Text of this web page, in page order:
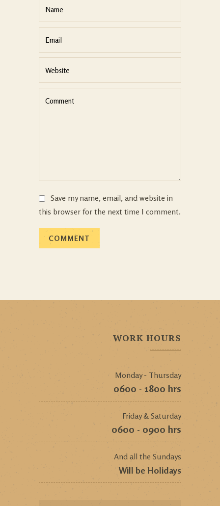
Save my name, email, and website in
this browser for the next time I comment.
WORK HOURS
Monday - Thursday
0600 - 1800 hrs
Friday & Saturday
0600 - 0900 hrs
And all the Sundays
Will be Holidays